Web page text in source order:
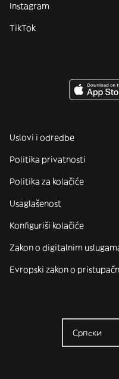
Instagram
TikTok
Uslovi i odredbe
Politika privatnosti
Politika za kolačiće
Usaglašenost
Konfiguriši kolačiće
Zakon o digitalnim
Evropski zakon o